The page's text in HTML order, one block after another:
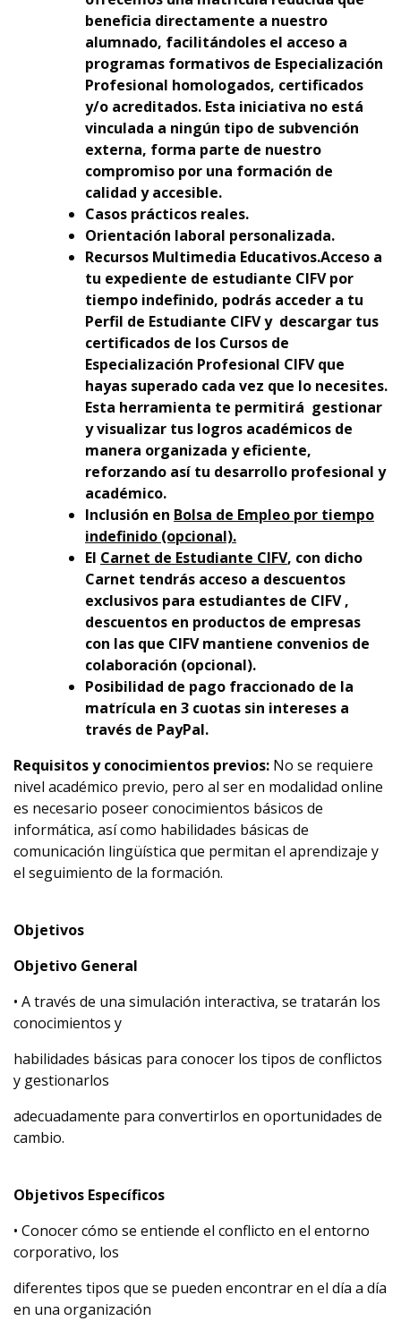
beneficia directamente a nuestro
alumnado, facilitándoles el acceso a
programas formativos de Especialización
Profesional homologados, certificados
y/o acreditados. Esta iniciativa no está
vinculada a ningún tipo de subvención
externa, forma parte de nuestro
compromiso por una formación de
calidad y accesible.
Casos prácticos reales.
Orientación laboral personalizada.
Recursos Multimedia Educativos.Acceso a
tu expediente de estudiante CIFV por
tiempo indefinido, podrás acceder a tu
Perfil de Estudiante CIFV y descargar tus
certificados de los Cursos de
Especialización Profesional CIFV que
hayas superado cada vez que lo necesites.
Esta herramienta te permitirá gestionar
y visualizar tus logros académicos de
manera organizada y eficiente,
reforzando así tu desarrollo profesional y
académico.
Inclusión en Bolsa de Empleo por tiempo
indefinido (opcional).
El Carnet de Estudiante CIFV, con dicho
Carnet tendrás acceso a descuentos
exclusivos para estudiantes de CIFV ,
descuentos en productos de empresas
con las que CIFV mantiene convenios de
colaboración (opcional).
Posibilidad de pago fraccionado de la
matrícula en 3 cuotas sin intereses a
través de PayPal.
Requisitos y conocimientos previos: No se requiere
nivel académico previo, pero al ser en modalidad online
es necesario poseer conocimientos básicos de
informática, así como habilidades básicas de
comunicación lingüística que permitan el aprendizaje y
el seguimiento de la formación.
Objetivos
Objetivo General
• A través de una simulación interactiva, se tratarán los
conocimientos y
habilidades básicas para conocer los tipos de conflictos
y gestionarlos
adecuadamente para convertirlos en oportunidades de
cambio.
Objetivos Específicos
• Conocer cómo se entiende el conflicto en el entorno
corporativo, los
diferentes tipos que se pueden encontrar en el día a día
en una organización